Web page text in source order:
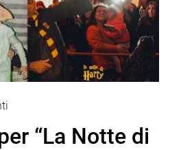
“La Notte di